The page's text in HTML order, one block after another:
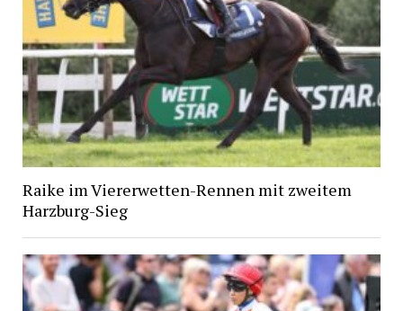
Raike im Viererwetten-Rennen mit zweitem
Harzburg-Sieg